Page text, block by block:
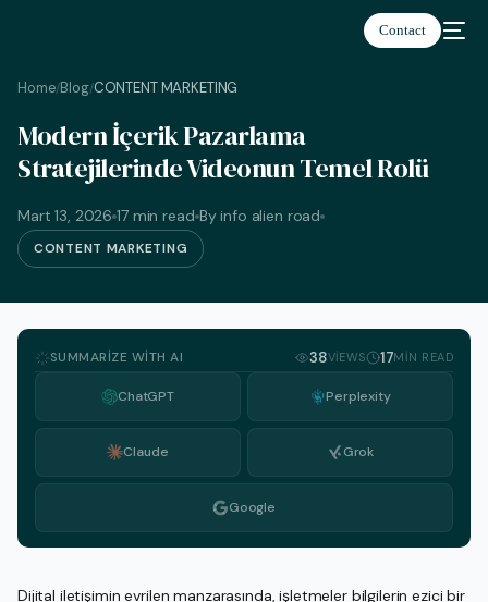
Contact
Home/Blog/CONTENT MARKETING
Modern İçerik Pazarlama
Stratejilerinde Videonun Temel Rolü
Mart 13, 2026 17 min read By info alien road
CONTENT MARKETING
SUMMARIZE WITH AI 38VIEWS 17MIN READ
ChatGPT Perplexity
Claude Grok
Google
Dijital iletişimin evrilen manzarasında, işletmeler bilgilerin ezici bir